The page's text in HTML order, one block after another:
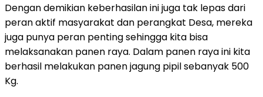
Dengan demikian keberhasilan ini juga tak lepas dari
peran aktif masyarakat dan perangkat Desa, mereka
juga punya peran penting sehingga kita bisa
melaksanakan panen raya. Dalam panen raya ini kita
berhasil melakukan panen jagung pipil sebanyak 500
Kg.